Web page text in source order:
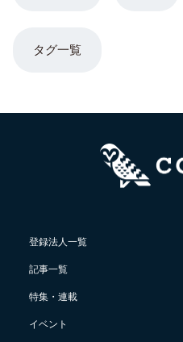
タグ一覧
登録法人一覧
記事一覧
特集・連載
イベント